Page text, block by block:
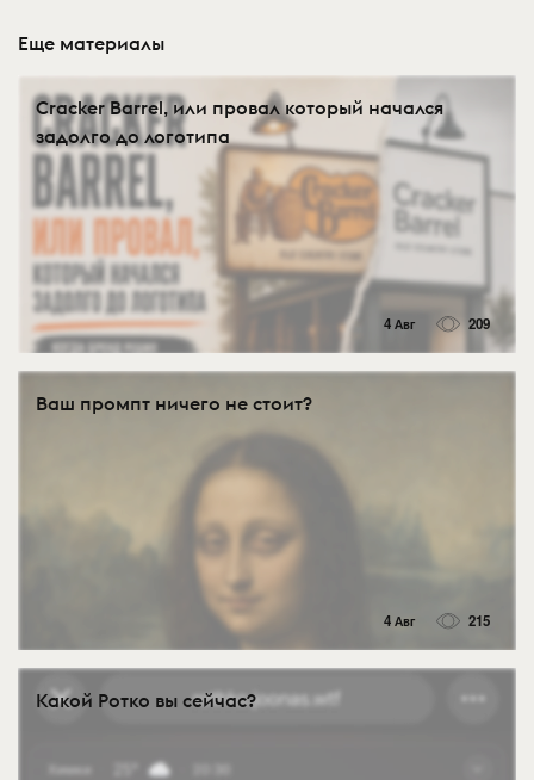
Еще материалы
Cracker Barrel, или провал который начался
задолго до логотипа
4 Авг 209
Ваш промпт ничего не стоит?
4 Авг 215
Какой Ротко вы сейчас?